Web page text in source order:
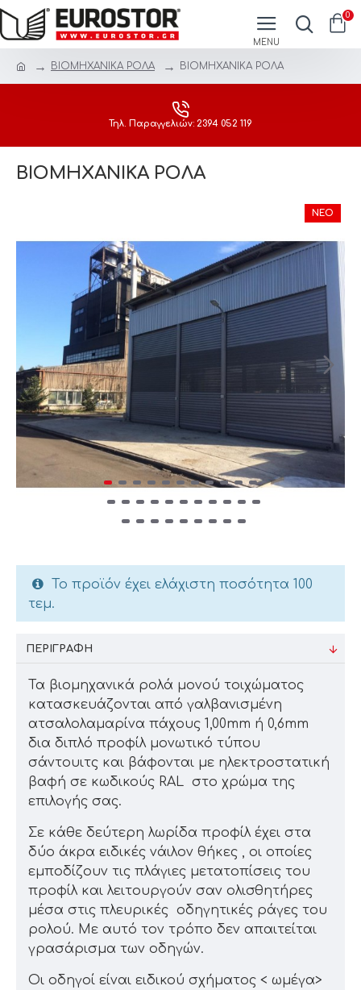
0
ΒΙΟΜΗΧΑΝΙΚΑ ΡΟΛΑ ΒΙΟΜΗΧΑΝΙΚΑ ΡΟΛΑ
Τηλ. Παραγγελιών: 2394 052 119
ΒΙΟΜΗΧΑΝΙΚΑ ΡΟΛΑ
ΝΈΟ
Το προϊόν έχει ελάχιστη ποσότητα 100
τεμ.
ΠΕΡΙΓΡΑΦΉ
Τα βιομηχανικά ρολά μονού τοιχώματος
κατασκευάζονται από γαλβανισμένη
ατσαλολαμαρίνα πάχους 1,00mm ή 0,6mm
δια διπλό προφίλ μονωτικό τύπου
σάντουιτς και βάφονται με ηλεκτροστατική
βαφή σε κωδικούς RAL στο χρώμα της
επιλογής σας.
Σε κάθε δεύτερη λωρίδα προφίλ έχει στα
δύο άκρα ειδικές νάιλον θήκες , οι οποίες
εμποδίζουν τις πλάγιες μετατοπίσεις του
προφίλ και λειτουργούν σαν ολισθητήρες
μέσα στις πλευρικές οδηγητικές ράγες του
ρολού. Με αυτό τον τρόπο δεν απαιτείται
γρασάρισμα των οδηγών.
Οι οδηγοί είναι ειδικού σχήματος < ωμέγα>